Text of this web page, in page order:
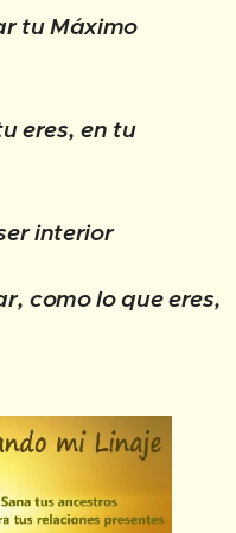
tu Máximo
eres, en tu
interior
como lo que eres,